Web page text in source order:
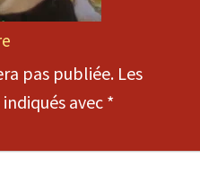
pas publiée. Les
avec*